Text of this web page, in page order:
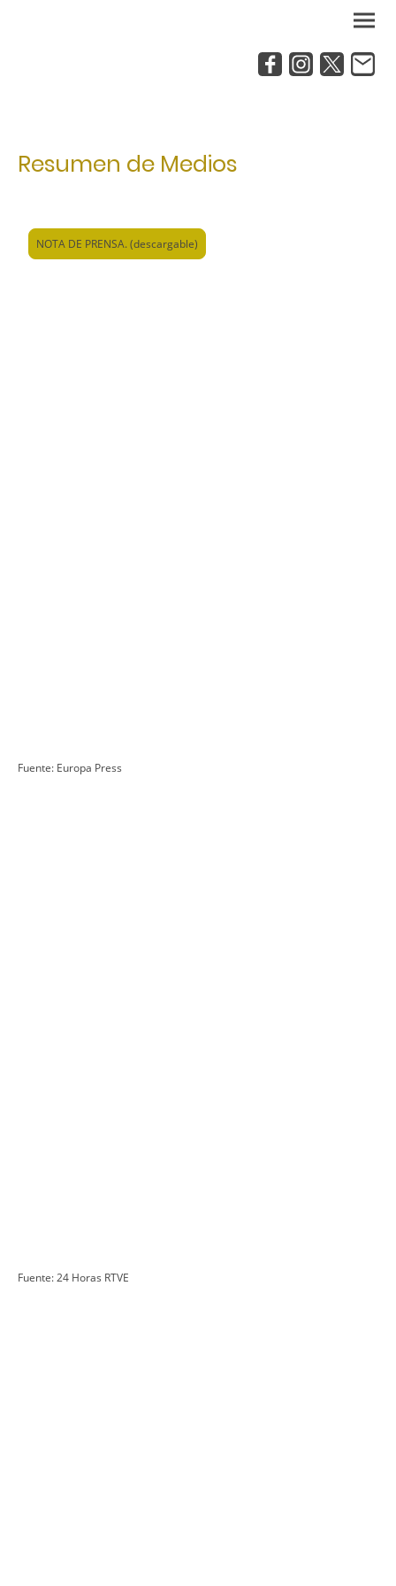
Resumen de Medios
NOTA DE PRENSA. (descargable)
Fuente: Europa Press
Fuente: 24 Horas RTVE